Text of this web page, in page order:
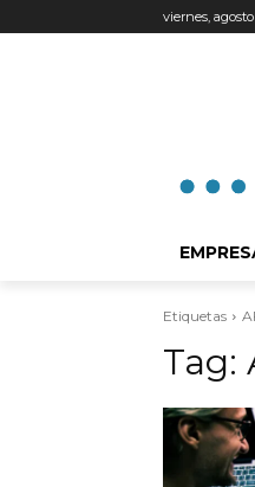
viernes, agosto
Etiquetas
Tag: